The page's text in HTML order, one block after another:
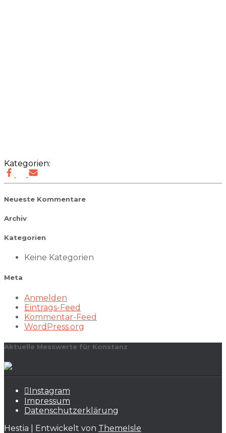
Kategorien:
Neueste Kommentare
Archiv
Kategorien
Keine Kategorien
Meta
Anmelden
Eintrags-Feed
Kommentar-Feed
WordPress.org
Aktuelle Messwerte für Konstanz
Instagram
Impressum
Datenschutzerklärung
Hestia | Entwickelt von ThemeIsle